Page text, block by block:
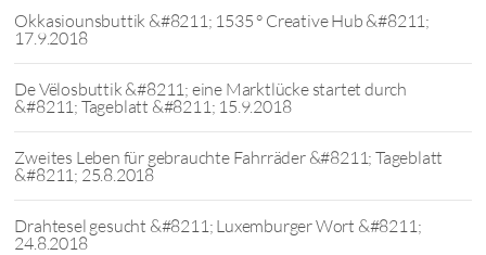
Okkasiounsbuttik &#8211; 1535 ° Creative Hub &#8211;
17.9.2018
De Vëlosbuttik &#8211; eine Marktlücke startet durch
&#8211; Tageblatt &#8211; 15.9.2018
Zweites Leben für gebrauchte Fahrräder &#8211; Tageblatt
&#8211; 25.8.2018
Drahtesel gesucht &#8211; Luxemburger Wort &#8211;
24.8.2018